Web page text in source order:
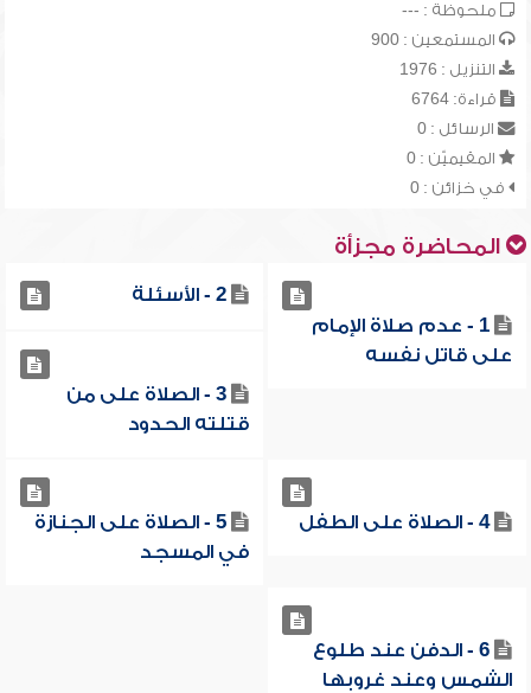
ملحوظة : ---
المستمعين : 900
التنزيل : 1976
قراءة: 6764
الرسائل : 0
المقيميّن : 0
في خزائن : 0
المحاضرة مجزأة
1 - عدم صلاة الإمام
على قاتل نفسه
2 - الأسئلة
3 - الصلاة على من
قتلته الحدود
4 - الصلاة على الطفل
5 - الصلاة على الجنازة
في المسجد
6 - الدفن عند طلوع
الشمس وعند غروبها